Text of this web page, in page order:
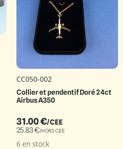
CC050-002
Collier et pendentif Doré 24ct
Airbus A350
31.00€/CEE
25.83€/HORS CEE
6 en stock